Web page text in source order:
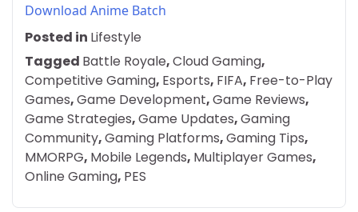
Download Anime Batch
Posted in Lifestyle
Tagged Battle Royale,Cloud Gaming,
Competitive Gaming, Esports, FIFA, Free-to-Play
Games,Game Development,Game Reviews,
Game Strategies,Game Updates,Gaming
Community,Gaming Platforms,Gaming Tips,
MMORPG, Mobile Legends, Multiplayer Games,
Online Gaming, PES